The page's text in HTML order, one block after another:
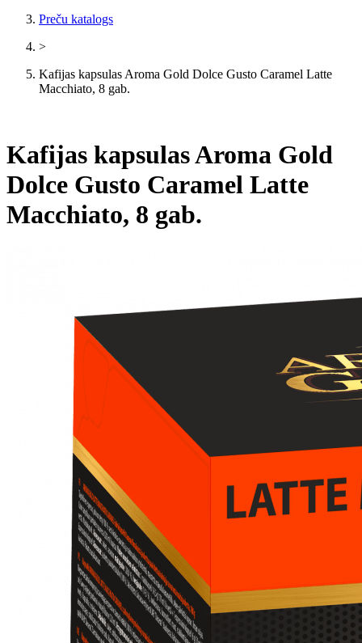
Preču katalogs
>
Kafijas kapsulas Aroma Gold Dolce Gusto Caramel Latte
Macchiato, 8 gab.
Kafijas kapsulas Aroma Gold
Dolce Gusto Caramel Latte
Macchiato, 8 gab.